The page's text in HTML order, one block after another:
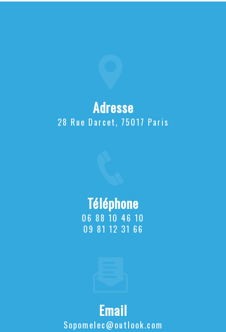
Adresse
28 Rue Darcet, 75017 Paris
Téléphone
06 88 10 46 10
09 81 12 31 66
Email
sopomelec@outlook.com